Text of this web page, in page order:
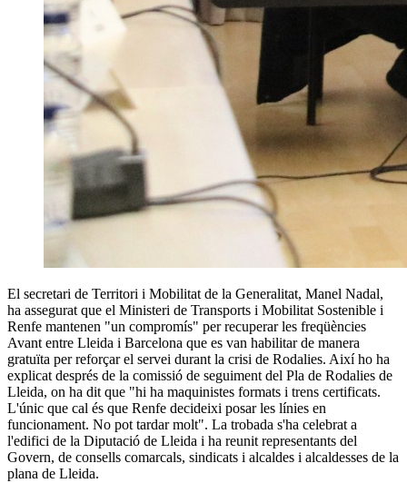
El secretari de Territori i Mobilitat de la Generalitat, Manel Nadal,
ha assegurat que el Ministeri de Transports i Mobilitat Sostenible i
Renfe mantenen "un compromís" per recuperar les freqüències
Avant entre Lleida i Barcelona que es van habilitar de manera
gratuïta per reforçar el servei durant la crisi de Rodalies. Així ho ha
explicat després de la comissió de seguiment del Pla de Rodalies de
Lleida, on ha dit que "hi ha maquinistes formats i trens certificats.
L'únic que cal és que Renfe decideixi posar les línies en
funcionament. No pot tardar molt". La trobada s'ha celebrat a
l'edifici de la Diputació de Lleida i ha reunit representants del
Govern, de consells comarcals, sindicats i alcaldes i alcaldesses de la
plana de Lleida.